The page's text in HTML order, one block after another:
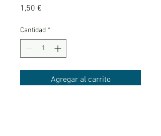
1,50 €
Cantidad *
Agregar al carrito